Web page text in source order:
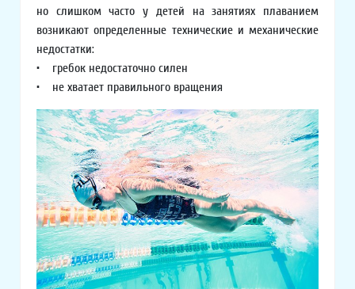
но слишком часто у детей на занятиях плаванием
возникают определенные технические и механические
недостатки:
• гребок недостаточно силен
• не хватает правильного вращения